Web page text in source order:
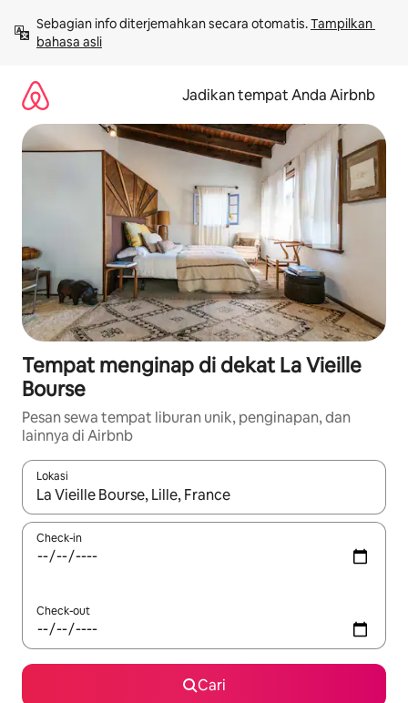
langsung
lihat
Sebagian info diterjemahkan secara otomatis. Tampilkan
bahasa asli
Jadikan tempat Anda Airbnb
Tempat menginap di dekat La Vieille
Bourse
Pesan sewa tempat liburan unik, penginapan, dan
lainnya di Airbnb
Lokasi
Jika hasil yang dicari tersedia, telusuri dengan tombol panah
Check-in
Check-out
Cari